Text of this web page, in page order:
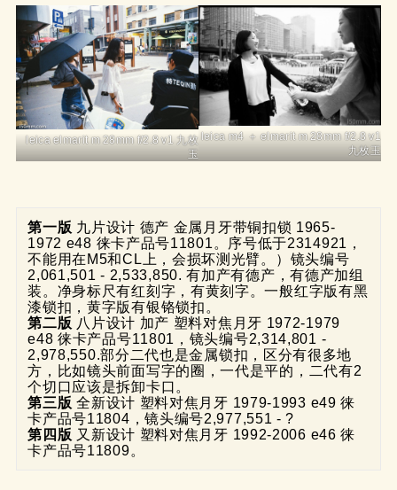
leica elmarit m 28mm f/2.8 v1 九枚
玉
leica m4 ＋ elmarit m 28mm f/2.8 v1
九枚玉
第一版 九片设计 德产 金属月牙带铜扣锁 1965-
1972 e48 徕卡产品号11801。序号低于2314921，
不能用在M5和CL上，会损坏测光臂。）镜头编号
2,061,501 - 2,533,850. 有加产有德产，有德产加组
装。净身标尺有红刻字，有黄刻字。一般红字版有黑
漆锁扣，黄字版有银铬锁扣。
第二版 八片设计 加产 塑料对焦月牙 1972-1979
e48 徕卡产品号11801，镜头编号2,314,801 -
2,978,550.部分二代也是金属锁扣，区分有很多地
方，比如镜头前面写字的圈，一代是平的，二代有2
个切口应该是拆卸卡口。
第三版 全新设计 塑料对焦月牙 1979-1993 e49 徕
卡产品号11804，镜头编号2,977,551 - ?
第四版 又新设计 塑料对焦月牙 1992-2006 e46 徕
卡产品号11809。